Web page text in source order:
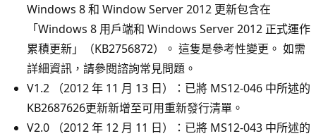
Windows 8 和 Window Server 2012 更新包含在
「Windows 8 用戶端和 Windows Server 2012 正式運作
累積更新」（KB2756872）。 這隻是參考性變更。 如需
詳細資訊，請參閱諮詢常見問題。
V1.2 （2012 年 11 月 13 日）：已將 MS12-046 中所述的
KB2687626更新新增至可用重新發行清單。
V2.0 （2012 年 12 月 11 日）：已將 MS12-043 中所述的